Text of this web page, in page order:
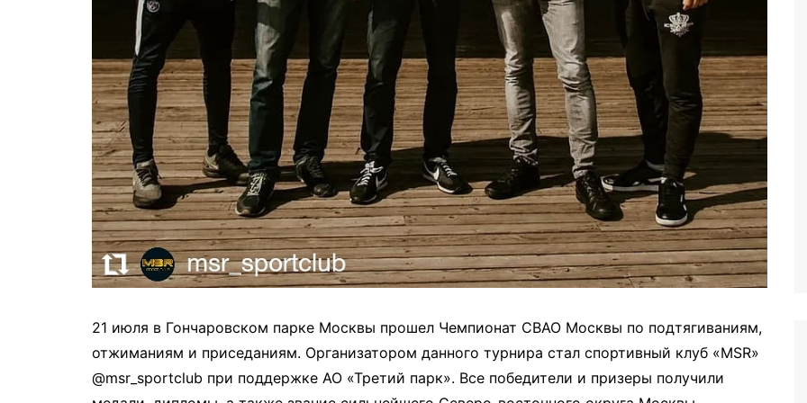
21 июля в Гончаровском парке Москвы прошел Чемпионат СВАО Москвы по подтягиваниям,
отжиманиям и приседаниям. Организатором данного турнира стал спортивный клуб «MSR»
@msr_sportclub при поддержке АО «Третий парк». Все победители и призеры получили